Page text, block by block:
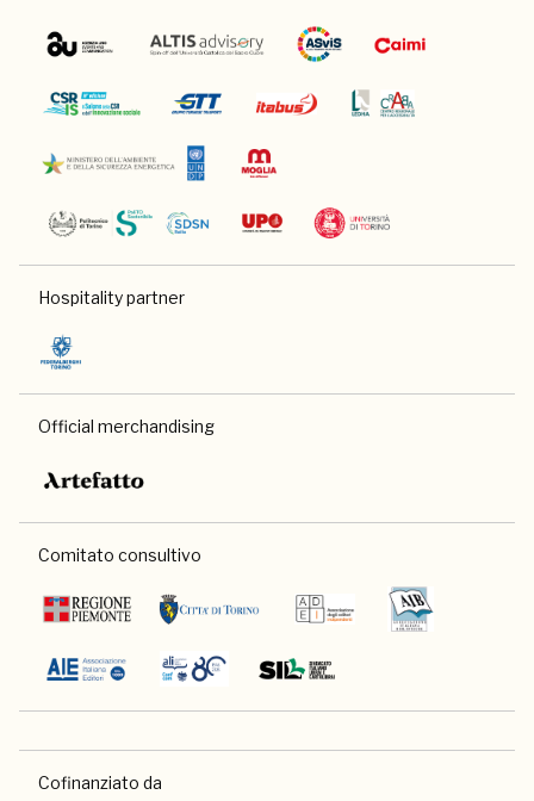
Hospitality partner
Official merchandising
Comitato consultivo
Cofinanziato da